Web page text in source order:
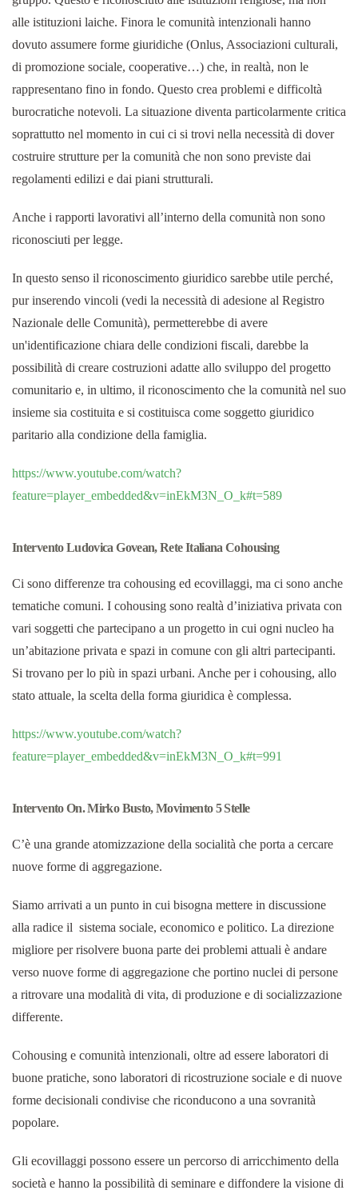
alle istituzioni laiche. Finora le comunità intenzionali hanno
dovuto assumere forme giuridiche (Onlus, Associazioni culturali,
di promozione sociale, cooperative…) che, in realtà, non le
rappresentano fino in fondo. Questo crea problemi e difficoltà
burocratiche notevoli. La situazione diventa particolarmente critica
soprattutto nel momento in cui ci si trovi nella necessità di dover
costruire strutture per la comunità che non sono previste dai
regolamenti edilizi e dai piani strutturali.
Anche i rapporti lavorativi all’interno della comunità non sono
riconosciuti per legge.
In questo senso il riconoscimento giuridico sarebbe utile perché,
pur inserendo vincoli (vedi la necessità di adesione al Registro
Nazionale delle Comunità), permetterebbe di avere
un'identificazione chiara delle condizioni fiscali, darebbe la
possibilità di creare costruzioni adatte allo sviluppo del progetto
comunitario e, in ultimo, il riconoscimento che la comunità nel suo
insieme sia costituita e si costituisca come soggetto giuridico
paritario alla condizione della famiglia.
https://www.youtube.com/watch?
feature=player_embedded&v=inEkM3N_O_k#t=589
Intervento Ludovica Govean, Rete Italiana Cohousing
Ci sono differenze tra cohousing ed ecovillaggi, ma ci sono anche
tematiche comuni. I cohousing sono realtà d’iniziativa privata con
vari soggetti che partecipano a un progetto in cui ogni nucleo ha
un’abitazione privata e spazi in comune con gli altri partecipanti.
Si trovano per lo più in spazi urbani. Anche per i cohousing, allo
stato attuale, la scelta della forma giuridica è complessa.
https://www.youtube.com/watch?
feature=player_embedded&v=inEkM3N_O_k#t=991
Intervento On. Mirko Busto, Movimento 5 Stelle
C’è una grande atomizzazione della socialità che porta a cercare
nuove forme di aggregazione.
Siamo arrivati a un punto in cui bisogna mettere in discussione
alla radice il sistema sociale, economico e politico. La direzione
migliore per risolvere buona parte dei problemi attuali è andare
verso nuove forme di aggregazione che portino nuclei di persone
a ritrovare una modalità di vita, di produzione e di socializzazione
differente.
Cohousing e comunità intenzionali, oltre ad essere laboratori di
buone pratiche, sono laboratori di ricostruzione sociale e di nuove
forme decisionali condivise che riconducono a una sovranità
popolare.
Gli ecovillaggi possono essere un percorso di arricchimento della
società e hanno la possibilità di seminare e diffondere la visione di